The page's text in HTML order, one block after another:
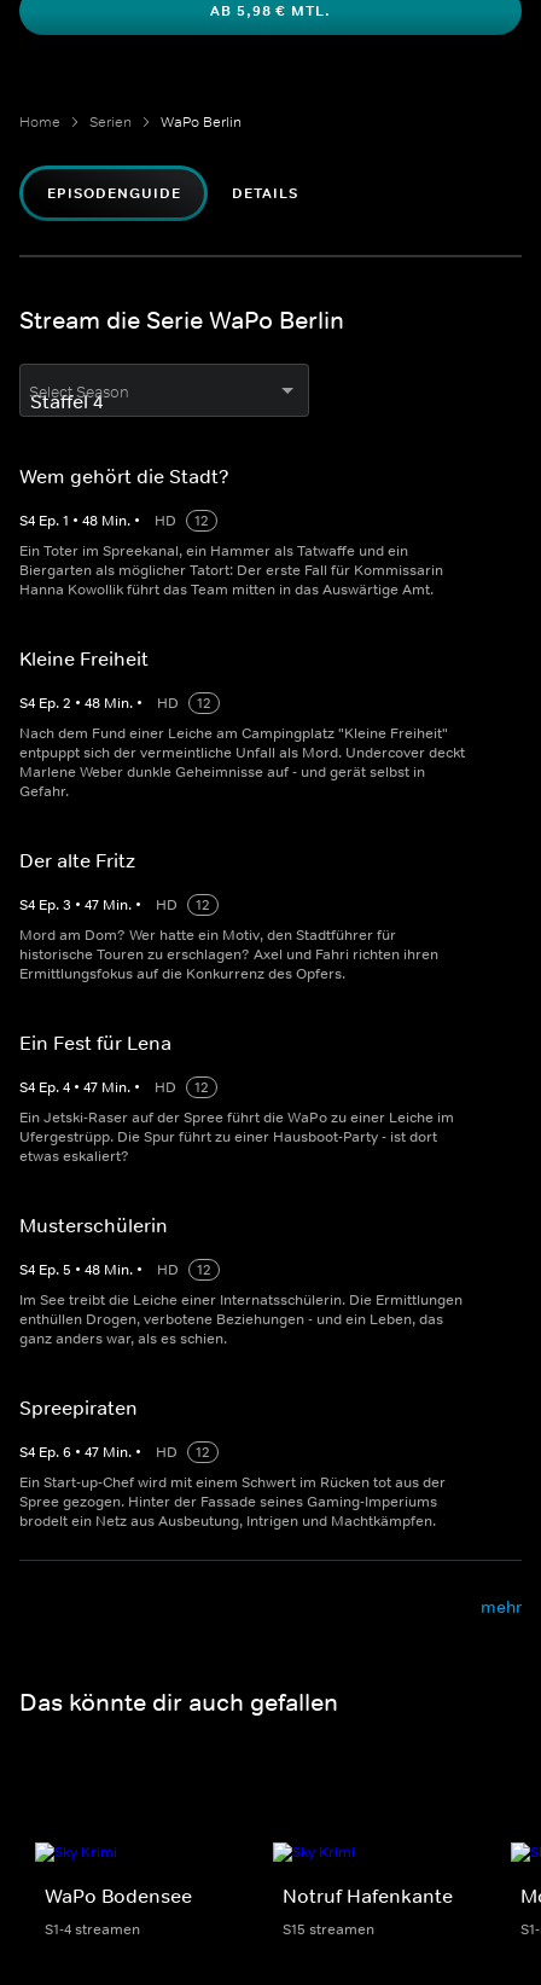
AB 5,98 € MTL.
Home Serien WaPo Berlin
EPISODENGUIDE DETAILS
Stream die Serie WaPo Berlin
Select Season
Wem gehört die Stadt?
S4 Ep.1 • 48 Min. • HD
12
Ein Toter im Spreekanal, ein Hammer als Tatwaffe und ein
Biergarten als möglicher Tatort: Der erste Fall für Kommissarin
Hanna Kowollik führt das Team mitten in das Auswärtige Amt.
Kleine Freiheit
S4 Ep.2 • 48 Min. • HD
12
Nach dem Fund einer Leiche am Campingplatz "Kleine Freiheit"
entpuppt sich der vermeintliche Unfall als Mord. Undercover deckt
Marlene Weber dunkle Geheimnisse auf - und gerät selbst in
Gefahr.
Der alte Fritz
S4 Ep.3 • 47 Min. • HD
12
Mord am Dom? Wer hatte ein Motiv, den Stadtführer für
historische Touren zu erschlagen? Axel und Fahri richten ihren
Ermittlungsfokus auf die Konkurrenz des Opfers.
Ein Fest für Lena
S4 Ep.4 • 47 Min. • HD
12
Ein Jetski-Raser auf der Spree führt die WaPo zu einer Leiche im
Ufergestrüpp. Die Spur führt zu einer Hausboot-Party - ist dort
etwas eskaliert?
Musterschülerin
S4 Ep.5 • 48 Min. • HD
12
Im See treibt die Leiche einer Internatsschülerin. Die Ermittlungen
enthüllen Drogen, verbotene Beziehungen - und ein Leben, das
ganz anders war, als es schien.
Spreepiraten
S4 Ep.6 • 47 Min. • HD
12
Ein Start-up-Chef wird mit einem Schwert im Rücken tot aus der
Spree gezogen. Hinter der Fassade seines Gaming-Imperiums
brodelt ein Netz aus Ausbeutung, Intrigen und Machtkämpfen.
mehr
Das könnte dir auch gefallen
WaPo Bodensee
S1-4 streamen
Notruf Hafenkante
S15 streamen